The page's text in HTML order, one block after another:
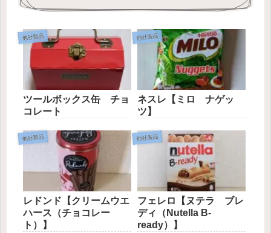
他社製品
ツールボックス缶 チョ
コレート
他社製品
ネスレ【ミロ ナゲッ
ツ】
他社製品
レドンド【クリームウエ
ハース（チョコレー
ト）】
他社製品
フェレロ【ヌテラ ブレ
ディ（Nutella B-
ready）】